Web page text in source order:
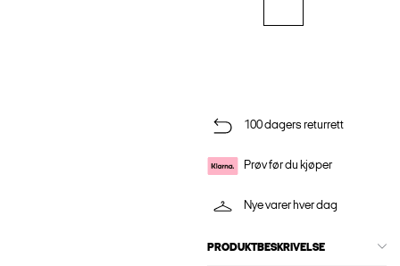
100 dagers returrett
Prøv før du kjøper
Nye varer hver dag
PRODUKTBESKRIVELSE